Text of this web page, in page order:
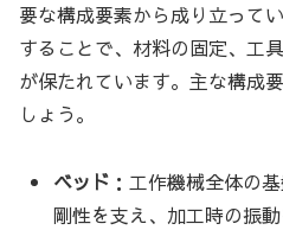
要な構成要素から成り立って
することで、材料の固定、工
が保たれています。主な構成
しょう。
ベッド ：工作機械全体の
剛性を支え、加工時の振動